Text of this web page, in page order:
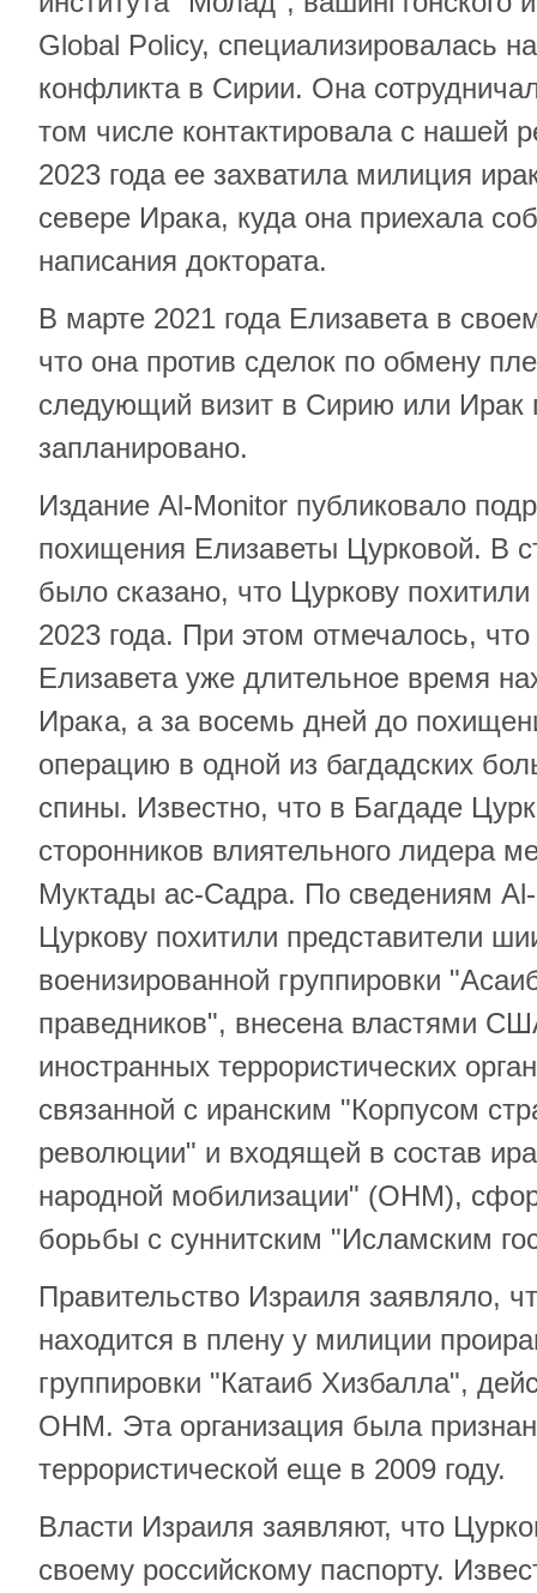
Global Policy, специализировалась
конфликта в Сирии. Она
том числе контактировала с нашей
2023 года ее захватила милиция
севере Ирака, куда она приехала
написания доктората.
В марте 2021 года Елизавета в
что она против сделок по обмену
следующий визит в Сирию или Ирак
запланировано.
Издание Al-Monitor публиковало
похищения Елизаветы Цурковой. В
было сказано, что Цуркову
2023 года. При этом отмечалось,
Елизавета уже длительное время
Ирака, а за восемь дней до
операцию в одной из багдадских
спины. Известно, что в Багдаде
сторонников влиятельного лидера
Муктады ас-Садра. По сведениям
Цуркову похитили представители
военизированной группировки
праведников", внесена властями
иностранных террористических
связанной с иранским "Корпусом
революции" и входящей в состав
народной мобилизации" (ОНМ),
борьбы с суннитским "Исламским
Правительство Израиля заявляло,
находится в плену у милиции
группировки "Катаиб Хизбалла",
ОНМ. Эта организация была
террористической еще в 2009 году.
Власти Израиля заявляют, что
своему российскому паспорту.